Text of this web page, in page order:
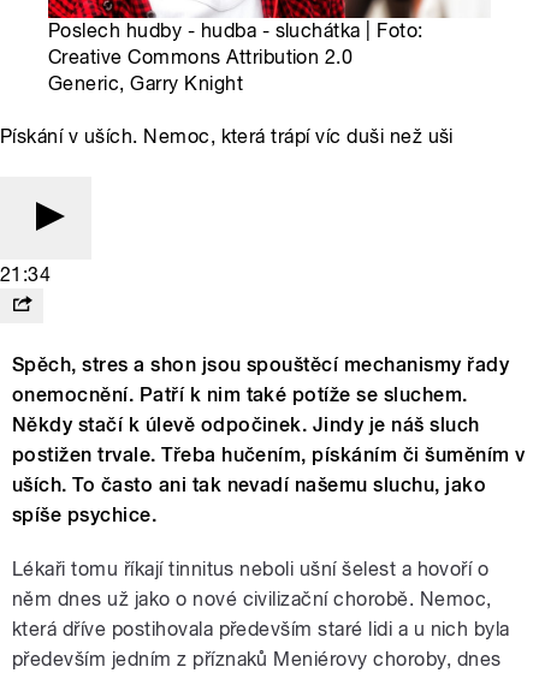
Poslech hudby - hudba - sluchátka | Foto:
Creative Commons Attribution 2.0
Generic, Garry Knight
Pískání v uších. Nemoc, která trápí víc duši než uši
21:34
Spěch, stres a shon jsou spouštěcí mechanismy řady
onemocnění. Patří k nim také potíže se sluchem.
Někdy stačí k úlevě odpočinek. Jindy je náš sluch
postižen trvale. Třeba hučením, pískáním či šuměním v
uších. To často ani tak nevadí našemu sluchu, jako
spíše psychice.
Lékaři tomu říkají tinnitus neboli ušní šelest a hovoří o
něm dnes už jako o nové civilizační chorobě. Nemoc,
která dříve postihovala především staré lidi a u nich byla
především jedním z příznaků Meniérovy choroby, dnes